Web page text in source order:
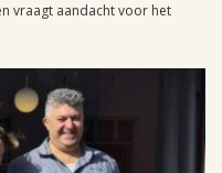
vraagt aandacht voor het